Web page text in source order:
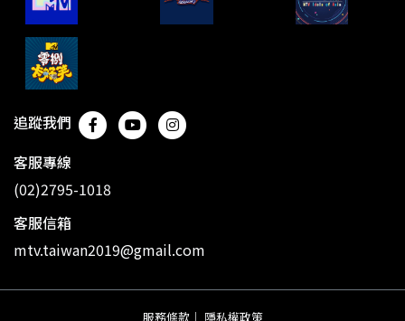
追蹤我們
客服專線
(02)2795-1018
客服信箱
mtv.taiwan2019@gmail.com
服務條款 ｜ 隱私權政策